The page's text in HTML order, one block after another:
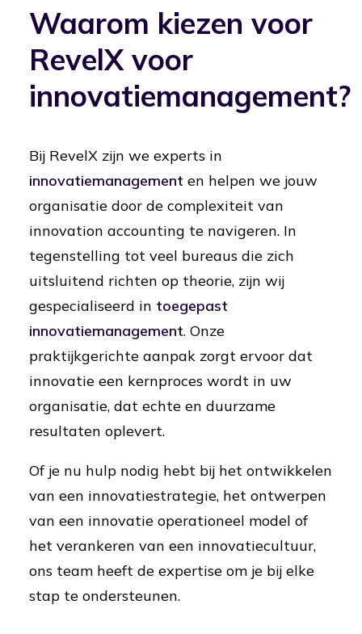
Waarom kiezen voor
RevelX voor
innovatiemanagement?
Bij RevelX zijn we experts in
innovatiemanagement en helpen we jouw
organisatie door de complexiteit van
innovation accounting te navigeren. In
tegenstelling tot veel bureaus die zich
uitsluitend richten op theorie, zijn wij
gespecialiseerd in toegepast
innovatiemanagement. Onze
praktijkgerichte aanpak zorgt ervoor dat
innovatie een kernproces wordt in uw
organisatie, dat echte en duurzame
resultaten oplevert.
Of je nu hulp nodig hebt bij het ontwikkelen
van een innovatiestrategie, het ontwerpen
van een innovatie operationeel model of
het verankeren van een innovatiecultuur,
ons team heeft de expertise om je bij elke
stap te ondersteunen.